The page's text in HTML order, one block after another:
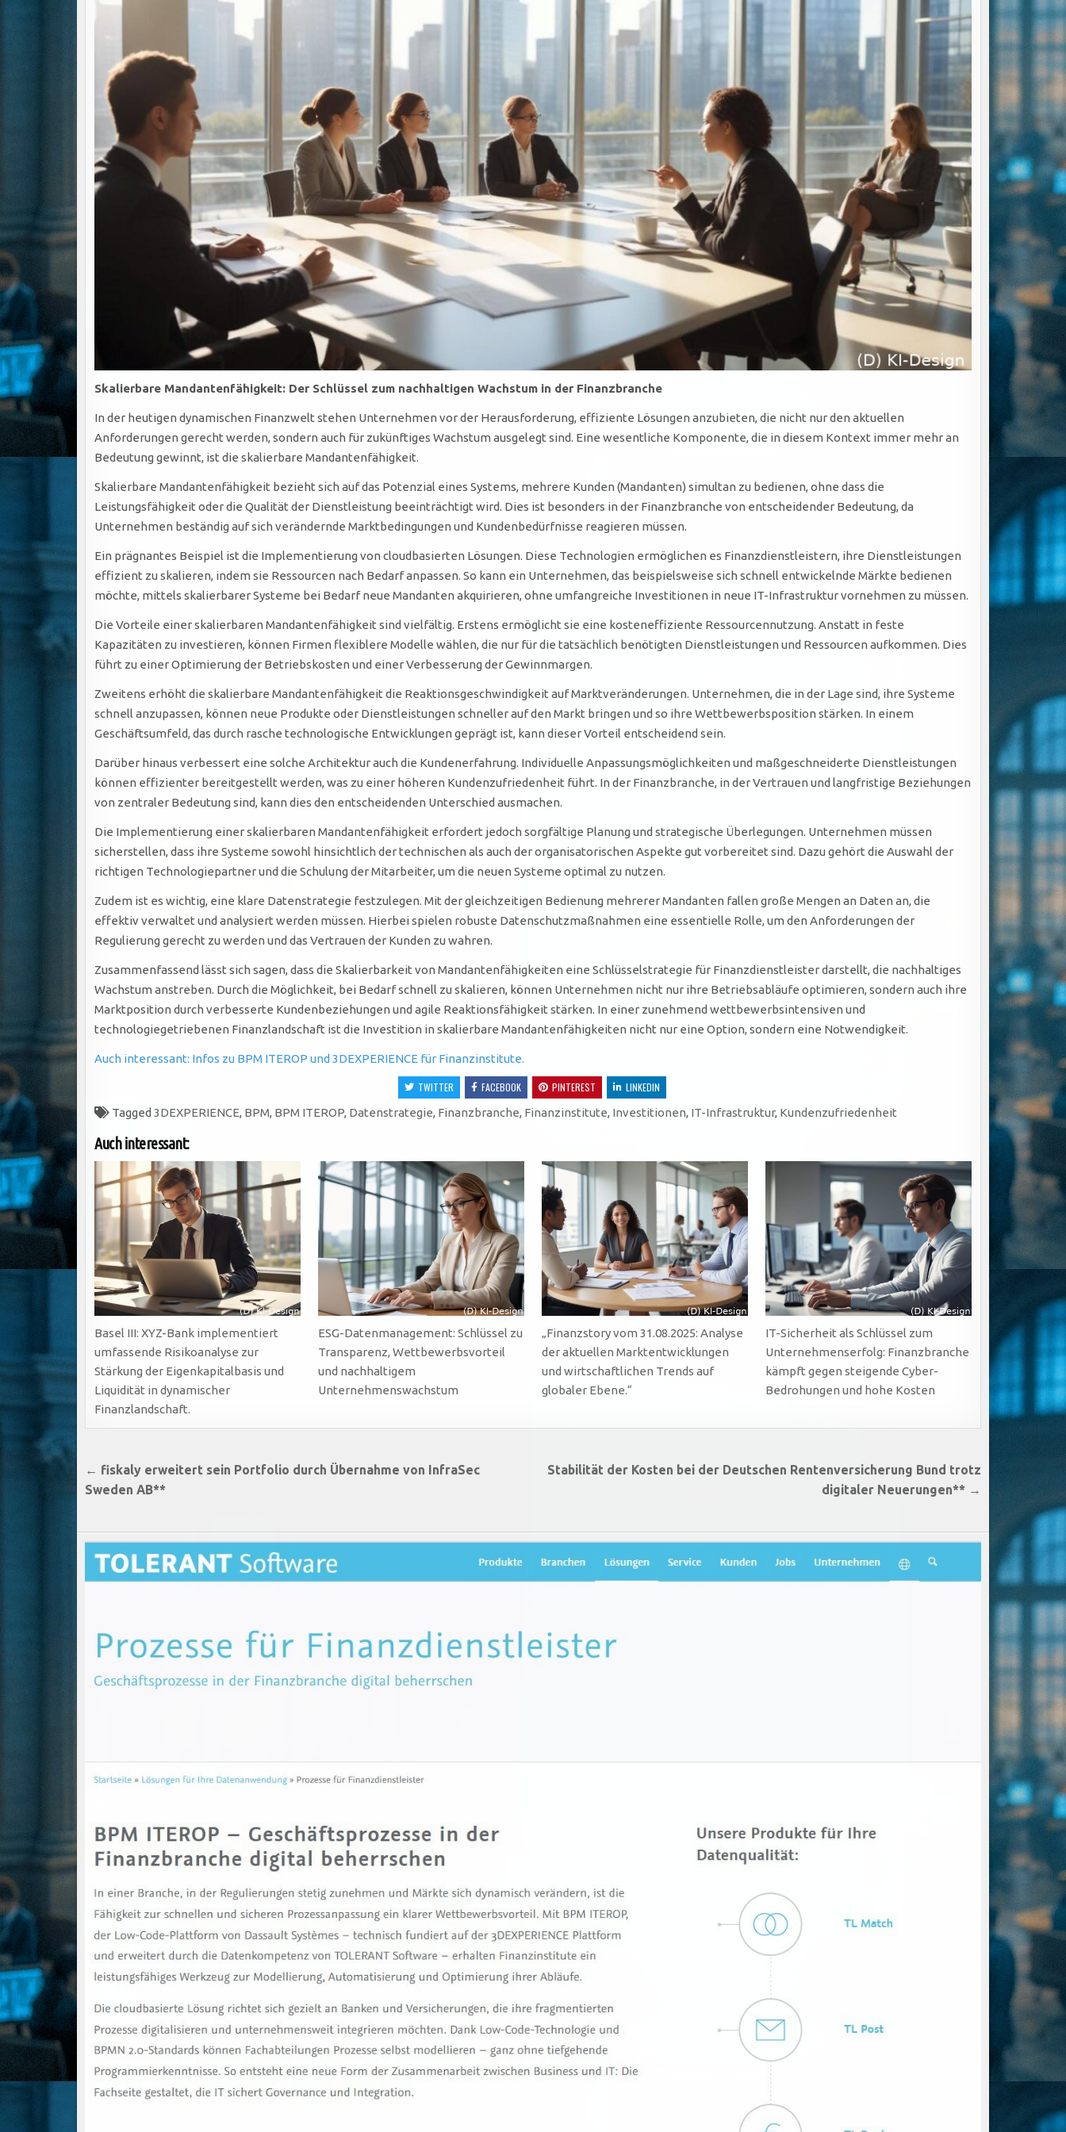
Skalierbare Mandantenfähigkeit: Der Schlüssel zum nachhaltigen Wachstum in der Finanzbranche
In der heutigen dynamischen Finanzwelt stehen Unternehmen vor der Herausforderung, effiziente Lösungen anzubieten, die nicht nur den aktuellen
Anforderungen gerecht werden, sondern auch für zukünftiges Wachstum ausgelegt sind. Eine wesentliche Komponente, die in diesem Kontext immer mehr an
Bedeutung gewinnt, ist die skalierbare Mandantenfähigkeit.
Skalierbare Mandantenfähigkeit bezieht sich auf das Potenzial eines Systems, mehrere Kunden (Mandanten) simultan zu bedienen, ohne dass die
Leistungsfähigkeit oder die Qualität der Dienstleistung beeinträchtigt wird. Dies ist besonders in der Finanzbranche von entscheidender Bedeutung, da
Unternehmen beständig auf sich verändernde Marktbedingungen und Kundenbedürfnisse reagieren müssen.
Ein prägnantes Beispiel ist die Implementierung von cloudbasierten Lösungen. Diese Technologien ermöglichen es Finanzdienstleistern, ihre Dienstleistungen
effizient zu skalieren, indem sie Ressourcen nach Bedarf anpassen. So kann ein Unternehmen, das beispielsweise sich schnell entwickelnde Märkte bedienen
möchte, mittels skalierbarer Systeme bei Bedarf neue Mandanten akquirieren, ohne umfangreiche Investitionen in neue IT-Infrastruktur vornehmen zu müssen.
Die Vorteile einer skalierbaren Mandantenfähigkeit sind vielfältig. Erstens ermöglicht sie eine kosteneffiziente Ressourcennutzung. Anstatt in feste
Kapazitäten zu investieren, können Firmen flexiblere Modelle wählen, die nur für die tatsächlich benötigten Dienstleistungen und Ressourcen aufkommen. Dies
führt zu einer Optimierung der Betriebskosten und einer Verbesserung der Gewinnmargen.
Zweitens erhöht die skalierbare Mandantenfähigkeit die Reaktionsgeschwindigkeit auf Marktveränderungen. Unternehmen, die in der Lage sind, ihre Systeme
schnell anzupassen, können neue Produkte oder Dienstleistungen schneller auf den Markt bringen und so ihre Wettbewerbsposition stärken. In einem
Geschäftsumfeld, das durch rasche technologische Entwicklungen geprägt ist, kann dieser Vorteil entscheidend sein.
Darüber hinaus verbessert eine solche Architektur auch die Kundenerfahrung. Individuelle Anpassungsmöglichkeiten und maßgeschneiderte Dienstleistungen
können effizienter bereitgestellt werden, was zu einer höheren Kundenzufriedenheit führt. In der Finanzbranche, in der Vertrauen und langfristige Beziehungen
von zentraler Bedeutung sind, kann dies den entscheidenden Unterschied ausmachen.
Die Implementierung einer skalierbaren Mandantenfähigkeit erfordert jedoch sorgfältige Planung und strategische Überlegungen. Unternehmen müssen
sicherstellen, dass ihre Systeme sowohl hinsichtlich der technischen als auch der organisatorischen Aspekte gut vorbereitet sind. Dazu gehört die Auswahl der
richtigen Technologiepartner und die Schulung der Mitarbeiter, um die neuen Systeme optimal zu nutzen.
Zudem ist es wichtig, eine klare Datenstrategie festzulegen. Mit der gleichzeitigen Bedienung mehrerer Mandanten fallen große Mengen an Daten an, die
effektiv verwaltet und analysiert werden müssen. Hierbei spielen robuste Datenschutzmaßnahmen eine essentielle Rolle, um den Anforderungen der
Regulierung gerecht zu werden und das Vertrauen der Kunden zu wahren.
Zusammenfassend lässt sich sagen, dass die Skalierbarkeit von Mandantenfähigkeiten eine Schlüsselstrategie für Finanzdienstleister darstellt, die nachhaltiges
Wachstum anstreben. Durch die Möglichkeit, bei Bedarf schnell zu skalieren, können Unternehmen nicht nur ihre Betriebsabläufe optimieren, sondern auch ihre
Marktposition durch verbesserte Kundenbeziehungen und agile Reaktionsfähigkeit stärken. In einer zunehmend wettbewerbsintensiven und
technologiegetriebenen Finanzlandschaft ist die Investition in skalierbare Mandantenfähigkeiten nicht nur eine Option, sondern eine Notwendigkeit.
Auch interessant: Infos zu BPM ITEROP und 3DEXPERIENCE für Finanzinstitute.
TWITTER FACEBOOK PINTEREST
LINKEDIN
Tagged 3DEXPERIENCE, BPM, BPM ITEROP, Datenstrategie, Finanzbranche, Finanzinstitute, Investitionen, IT-Infrastruktur, Kundenzufriedenheit
Auch interessant:
Basel III: XYZ-Bank implementiert
umfassende Risikoanalyse zur
Stärkung der Eigenkapitalbasis und
Liquidität in dynamischer
Finanzlandschaft.
ESG-Datenmanagement: Schlüssel zu
Transparenz, Wettbewerbsvorteil
und nachhaltigem
Unternehmenswachstum
„Finanzstory vom 31.08.2025: Analyse
der aktuellen Marktentwicklungen
und wirtschaftlichen Trends auf
globaler Ebene.“
IT-Sicherheit als Schlüssel zum
Unternehmenserfolg: Finanzbranche
kämpft gegen steigende Cyber-
Bedrohungen und hohe Kosten
Beitragsnavigation
Stabilität der Kosten bei der Deutschen Rentenversicherung Bund trotz
digitaler Neuerungen** →
← fiskaly erweitert sein Portfolio durch Übernahme von InfraSec
Sweden AB**